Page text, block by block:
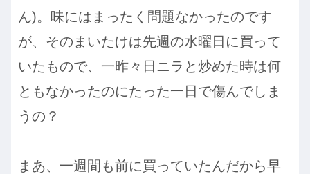
ん)。味にはまったく問題なかったのです
が、そのまいたけは先週の水曜日に買って
いたもので、一昨々日ニラと炒めた時は何
ともなかったのにたった一日で傷んでしま
うの？
まあ、一週間も前に買っていたんだから早